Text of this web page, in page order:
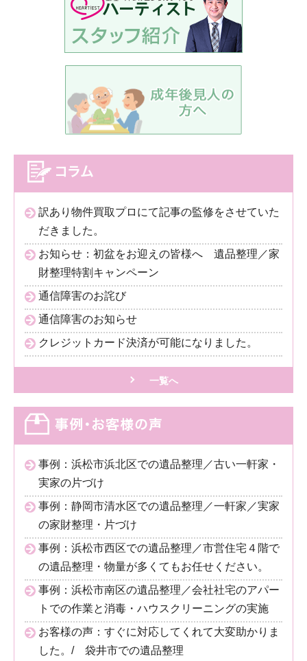
訳あり物件買取プロにて記事の監修をさせていた
だきました。
お知らせ：初盆をお迎えの皆様へ 遺品整理／家
財整理特割キャンペーン
通信障害のお詫び
通信障害のお知らせ
クレジットカード決済が可能になりました。
一覧へ
事例：浜松市浜北区での遺品整理／古い一軒家・
実家の片づけ
事例：静岡市清水区での遺品整理／一軒家／実家
の家財整理・片づけ
事例：浜松市西区での遺品整理／市営住宅４階で
の遺品整理・物量が多くてもお任せください。
事例：浜松市南区の遺品整理／会社社宅のアパー
トでの作業と消毒・ハウスクリーニングの実施
お客様の声：すぐに対応してくれて大変助かりま
した。/ 袋井市での遺品整理